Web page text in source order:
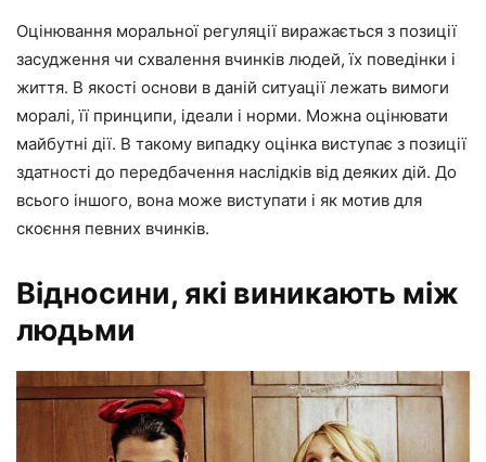
Оцінювання моральної регуляції виражається з позиції
засудження чи схвалення вчинків людей, їх поведінки і
життя. В якості основи в даній ситуації лежать вимоги
моралі, її принципи, ідеали і норми. Можна оцінювати
майбутні дії. В такому випадку оцінка виступає з позиції
здатності до передбачення наслідків від деяких дій. До
всього іншого, вона може виступати і як мотив для
скоєння певних вчинків.
Відносини, які виникають між
людьми